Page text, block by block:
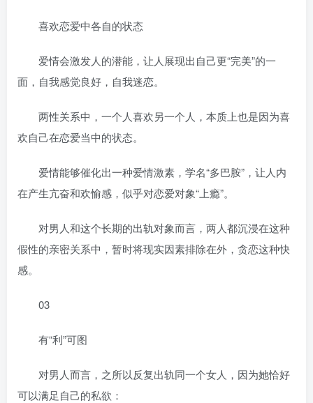
喜欢恋爱中各自的状态
爱情会激发人的潜能，让人展现出自己更“完美”的一
面，自我感觉良好，自我迷恋。
两性关系中，一个人喜欢另一个人，本质上也是因为喜
欢自己在恋爱当中的状态。
爱情能够催化出一种爱情激素，学名“多巴胺”，让人内
在产生亢奋和欢愉感，似乎对恋爱对象“上瘾”。
对男人和这个长期的出轨对象而言，两人都沉浸在这种
假性的亲密关系中，暂时将现实因素排除在外，贪恋这种快
感。
03
有“利”可图
对男人而言，之所以反复出轨同一个女人，因为她恰好
可以满足自己的私欲：